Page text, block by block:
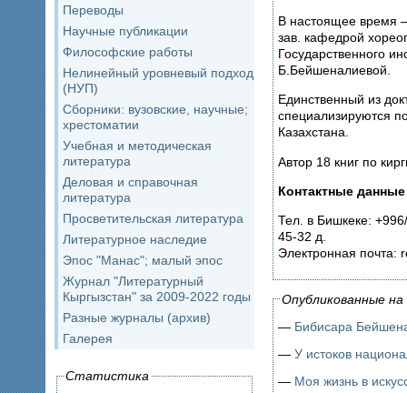
Переводы
Научные публикации
Философские работы
Нелинейный уровневый подход
(НУП)
Сборники: вузовские, научные;
хрестоматии
Учебная и методическая
литература
Деловая и справочная
литература
Просветительская литература
Литературное наследие
Эпос "Манас"; малый эпос
Журнал "Литературный
Кыргызстан" за 2009-2022 годы
Разные журналы (архив)
Галерея
Статистика
В настоящее время
зав. кафедрой
Государственного
Б.Бейшеналиевой.
Единственный из
специализируются
Казахстана.
Автор 18 книг по
Контактные данные
Тел. в Бишкеке:
45-32 д.
Электронная почта:
Опубликованные
— Бибисара
— У истоков
— Моя жизнь в